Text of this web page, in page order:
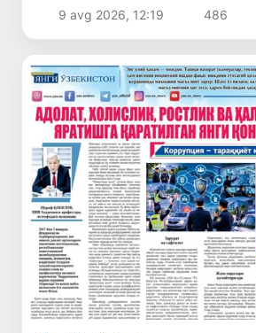
9 avg 2026, 12:19 486